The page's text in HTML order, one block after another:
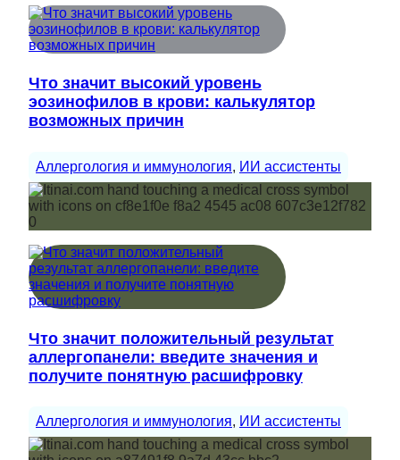
Что значит высокий уровень
эозинофилов в крови: калькулятор
возможных причин
Аллергология и иммунология, ИИ ассистенты
Что значит положительный результат
аллергопанели: введите значения и
получите понятную расшифровку
Аллергология и иммунология, ИИ ассистенты